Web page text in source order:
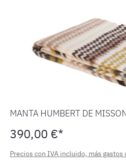
MANTA HUMBERT DE
390,00 €*
Precios con IVA incluido, más gastos